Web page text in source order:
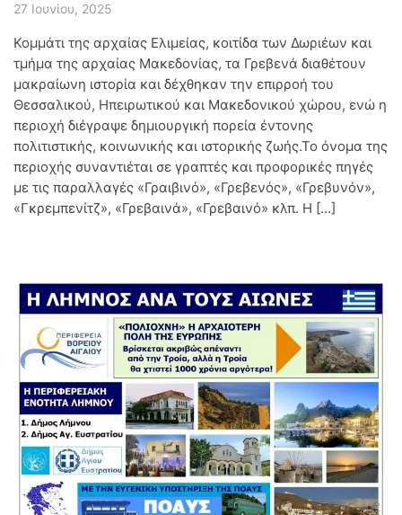
27 Ιουνίου, 2025
Κομμάτι της αρχαίας Ελιμείας, κοιτίδα των Δωριέων και
τμήμα της αρχαίας Μακεδονίας, τα Γρεβενά διαθέτουν
μακραίωνη ιστορία και δέχθηκαν την επιρροή του
Θεσσαλικού, Ηπειρωτικού και Μακεδονικού χώρου, ενώ η
περιοχή διέγραψε δημιουργική πορεία έντονης
πολιτιστικής, κοινωνικής και ιστορικής ζωής.Το όνομα της
περιοχής συναντιέται σε γραπτές και προφορικές πηγές
με τις παραλλαγές «Γραιβινό», «Γρεβενός», «Γρεβυνόν»,
«Γκρεμπενίτζ», «Γρεβαινά», «Γρεβαινό» κλπ. Η […]